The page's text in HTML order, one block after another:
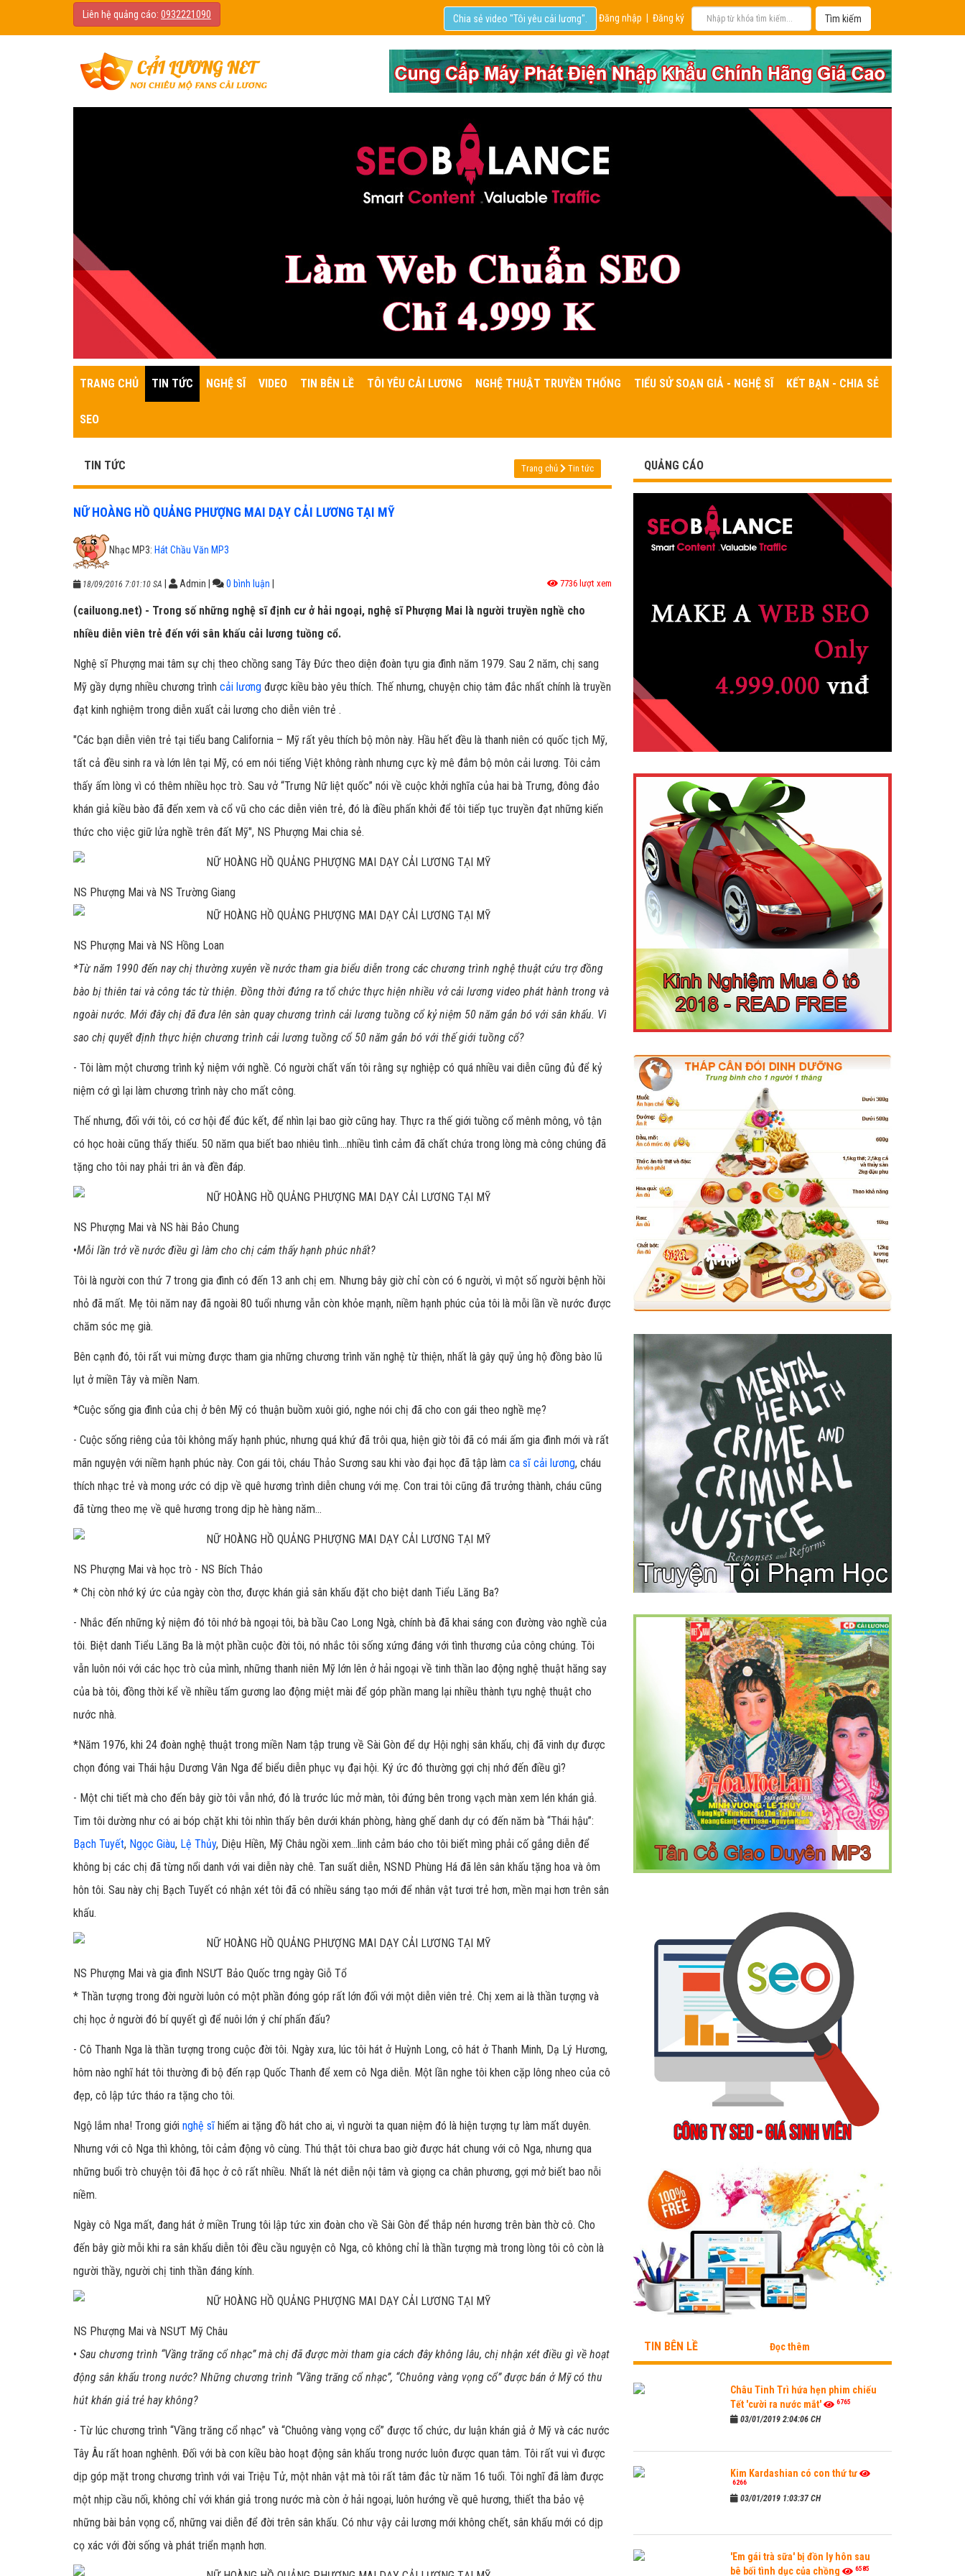
Liên hệ quảng cáo: 0932221090 Đăng nhập Đăng ký
Chia sẻ video "Tôi yêu cải lương".
TRANG CHỦ TIN TỨC NGHỆ SĨ VIDEO TIN BÊN LỀ TÔI YÊU CẢI LƯƠNG NGHỆ THUẬT TRUYỀN THỐNG TIỂU SỬ SOẠN GIẢ - NGHỆ SĨ KẾT BẠN - CHIA SẺ
SEO
TIN TỨC Trang chủ Tin tức
NỮ HOÀNG HỒ QUẢNG PHƯỢNG MAI DẠY CẢI LƯƠNG TẠI MỸ
Nhạc MP3: Hát Chầu Văn MP3
18/09/2016 7:01:10 SA Admin 0 bình luận 7736 lượt xem
(cailuong.net) - Trong số những nghệ sĩ định cư ở hải ngoại, nghệ sĩ Phượng Mai là người truyền nghề cho
nhiều diễn viên trẻ đến với sân khấu cải lương tuồng cổ.
Nghệ sĩ Phượng mai tâm sự chị theo chồng sang Tây Đức theo diện đoàn tựu gia đình năm 1979. Sau 2 năm, chị sang
Mỹ gầy dựng nhiều chương trình cải lương được kiều bào yêu thích. Thế nhưng, chuyện chiọ tâm đắc nhất chính là truyền
đạt kinh nghiệm trong diễn xuất cải lương cho diễn viên trẻ .
"Các bạn diễn viên trẻ tại tiểu bang California – Mỹ rất yêu thích bộ môn này. Hầu hết đều là thanh niên có quốc tịch Mỹ,
tất cả đều sinh ra và lớn lên tại Mỹ, có em nói tiếng Việt không rành nhưng cực kỳ mê đắm bộ môn cải lương. Tôi cảm
thấy ấm lòng vì có thêm nhiều học trò. Sau vở “Trưng Nữ liệt quốc” nói về cuộc khởi nghĩa của hai bà Trưng, đông đảo
khán giả kiều bào đã đến xem và cổ vũ cho các diễn viên trẻ, đó là điều phấn khởi để tôi tiếp tục truyền đạt những kiến
thức cho việc giữ lửa nghề trên đất Mỹ", NS Phượng Mai chia sẻ.
NS Phượng Mai và NS Trường Giang
NS Phượng Mai và NS Hồng Loan
*Từ năm 1990 đến nay chị thường xuyên về nước tham gia biểu diễn trong các chương trình nghệ thuật cứu trợ đồng
bào bị thiên tai và công tác từ thiện. Đồng thời đứng ra tổ chức thực hiện nhiều vở cải lương video phát hành trong và
ngoài nước. Mới đây chị đã đưa lên sàn quay chương trình cải lương tuồng cổ kỷ niệm 50 năm gắn bó với sân khấu. Vì
sao chị quyết định thực hiện chương trình cải lương tuồng cổ 50 năm gắn bó với thế giới tuồng cổ?
- Tôi làm một chương trình kỷ niệm với nghề. Có người chất vấn tôi rằng sự nghiệp có quá nhiều vai diễn cũng đủ để kỷ
niệm cớ gì lại làm chương trình này cho mất công.
Thế nhưng, đối với tôi, có cơ hội để đúc kết, để nhìn lại bao giờ cũng hay. Thực ra thế giới tuồng cổ mênh mông, vô tận
có học hoài cũng thấy thiếu. 50 năm qua biết bao nhiêu tình....nhiều tình cảm đã chất chứa trong lòng mà công chúng đã
tặng cho tôi nay phải tri ân và đền đáp.
NS Phượng Mai và NS hài Bảo Chung
•Mỗi lần trở về nước điều gì làm cho chị cảm thấy hạnh phúc nhất?
Tôi là người con thứ 7 trong gia đình có đến 13 anh chị em. Nhưng bây giờ chỉ còn có 6 người, vì một số người bệnh hồi
nhỏ đã mất. Mẹ tôi năm nay đã ngoài 80 tuổi nhưng vẫn còn khỏe mạnh, niềm hạnh phúc của tôi là mỗi lần về nước được
chăm sóc mẹ già.
Bên cạnh đó, tôi rất vui mừng được tham gia những chương trình văn nghệ từ thiện, nhất là gây quỹ ủng hộ đồng bào lũ
lụt ở miền Tây và miền Nam.
*Cuộc sống gia đình của chị ở bên Mỹ có thuận buồm xuôi gió, nghe nói chị đã cho con gái theo nghề mẹ?
- Cuộc sống riêng của tôi không mấy hạnh phúc, nhưng quá khứ đã trôi qua, hiện giờ tôi đã có mái ấm gia đình mới và rất
mãn nguyện với niềm hạnh phúc này. Con gái tôi, cháu Thảo Sương sau khi vào đại học đã tập làm ca sĩ cải lương, cháu
thích nhạc trẻ và mong ước có dịp về quê hương trình diễn chung với mẹ. Con trai tôi cũng đã trưởng thành, cháu cũng
đã từng theo mẹ về quê hương trong dịp hè hàng năm...
NS Phượng Mai và học trò - NS Bích Thảo
* Chị còn nhớ ký ức của ngày còn thơ, được khán giả sân khấu đặt cho biệt danh Tiểu Lăng Ba?
- Nhắc đến những kỷ niệm đó tôi nhớ bà ngoại tôi, bà bầu Cao Long Ngà, chính bà đã khai sáng con đường vào nghề của
tôi. Biệt danh Tiểu Lăng Ba là một phần cuộc đời tôi, nó nhắc tôi sống xứng đáng với tình thương của công chúng. Tôi
vẫn luôn nói với các học trò của mình, những thanh niên Mỹ lớn lên ở hải ngoại về tinh thần lao động nghệ thuật hăng say
của bà tôi, đồng thời kể về nhiều tấm gương lao động miệt mài để góp phần mang lại nhiều thành tựu nghệ thuật cho
nước nhà.
*Năm 1976, khi 24 đoàn nghệ thuật trong miền Nam tập trung về Sài Gòn để dự Hội nghị sân khấu, chị đã vinh dự được
chọn đóng vai Thái hậu Dương Vân Nga để biểu diễn phục vụ đại hội. Ký ức đó thường gợi chị nhớ đến điều gì?
- Một chi tiết mà cho đến bây giờ tôi vẫn nhớ, đó là trước lúc mở màn, tôi đứng bên trong vạch màn xem lén khán giả.
Tim tôi dường như có ai bóp chặt khi tôi nhìn thấy bên dưới khán phòng, hàng ghế danh dự có đến năm bà “Thái hậu”:
Bạch Tuyết, Ngọc Giàu, Lệ Thủy, Diệu Hiền, Mỹ Châu ngồi xem...linh cảm báo cho tôi biết mìng phải cố gắng diễn để
không bị các chị đã từng nổi danh với vai diễn này chê. Tan suất diễn, NSND Phùng Há đã lên sân khấu tặng hoa và ôm
hôn tôi. Sau này chị Bạch Tuyết có nhận xét tôi đã có nhiều sáng tạo mới để nhân vật tươi trẻ hơn, mền mại hơn trên sân
khấu.
NS Phượng Mai và gia đình NSƯT Bảo Quốc trng ngày Giỗ Tổ
* Thần tượng trong đời người luôn có một phần đóng góp rất lớn đối với một diễn viên trẻ. Chị xem ai là thần tượng và
chị học ở người đó bí quyết gì để nuôi lớn ý chí phấn đấu?
- Cô Thanh Nga là thần tượng trong cuộc đời tôi. Ngày xưa, lúc tôi hát ở Huỳnh Long, cô hát ở Thanh Minh, Dạ Lý Hương,
hôm nào nghĩ hát tôi thường đi bộ đến rạp Quốc Thanh để xem cô Nga diễn. Một lần nghe tôi khen cặp lông nheo của cô
đẹp, cô lập tức tháo ra tặng cho tôi.
Ngộ lắm nha! Trong giới nghệ sĩhiếm ai tặng đồ hát cho ai, vì người ta quan niệm đó là hiện tượng tự làm mất duyên.
Nhưng với cô Nga thì không, tôi cảm động vô cùng. Thú thật tôi chưa bao giờ được hát chung với cô Nga, nhưng qua
những buổi trò chuyện tôi đã học ở cô rất nhiều. Nhất là nét diễn nội tâm và giọng ca chân phương, gợi mở biết bao nỗi
niềm.
Ngày cô Nga mất, đang hát ở miền Trung tôi lập tức xin đoàn cho về Sài Gòn để thắp nén hương trên bàn thờ cô. Cho
đến bây giờ mỗi khi ra sân khấu diễn tôi đều cầu nguyện cô Nga, cô không chỉ là thần tượng mà trong lòng tôi cô còn là
người thầy, người chị tinh thần đáng kính.
NS Phượng Mai và NSƯT Mỹ Châu
• Sau chương trình “Vầng trăng cổ nhạc” mà chị đã được mời tham gia cách đây không lâu, chị nhận xét điều gì về hoạt
động sân khấu trong nước? Những chương trình “Vầng trăng cổ nhạc”, “Chuông vàng vọng cổ” được bán ở Mỹ có thu
hút khán giả trẻ hay không?
- Từ lúc chương trình “Vầng trăng cổ nhạc” và “Chuông vàng vọng cổ” được tổ chức, dư luận khán giả ở Mỹ và các nước
Tây Âu rất hoan nghênh. Đối với bà con kiều bào hoạt động sân khấu trong nước luôn được quan tâm. Tôi rất vui vì được
dịp góp mặt trong chương trình với vai Triệu Tử, một nhân vật mà tôi rất tâm đắc từ năm 16 tuổi. Tôi nghĩ đã làm được
một nhịp cầu nối, không chỉ với khán giả trong nước mà còn ở hải ngoại, luôn hướng về quê hương, thiết tha bảo vệ
những bài bản vọng cổ, những vai diễn để đời trên sân khấu. Có như vậy cải lương mới không chết, sân khấu mới có dịp
cọ xác với đời sống và phát triển mạnh hơn.
QUẢNG CÁO
TIN BÊN LỀ Đọc thêm
Châu Tinh Trì hứa hẹn phim chiếu
Tết 'cười ra nước mắt'
6765
03/01/2019 2:04:06 CH
Kim Kardashian có con thứ tư
6266
03/01/2019 1:03:37 CH
'Em gái trà sữa' bị đồn ly hôn sau
bê bối tình dục của chồng
6585
Like Fanpage Để Ủng Hộ Chúng Tôi Duy Trì Website